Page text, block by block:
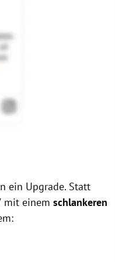
ein Upgrade. Statt
mit einemschlankeren